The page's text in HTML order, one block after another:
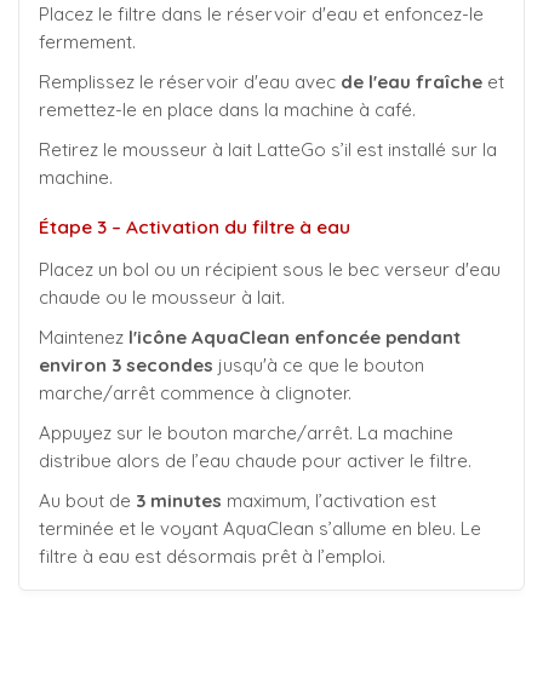
Placez le filtre dans le réservoir d'eau et enfoncez-le
fermement.
Remplissez le réservoir d'eau avec de l'eau fraîche et
remettez-le en place dans la machine à café.
Retirez le mousseur à lait LatteGo s’il est installé sur la
machine.
Étape 3 – Activation du filtre à eau
Placez un bol ou un récipient sous le bec verseur d'eau
chaude ou le mousseur à lait.
Maintenez l'icône AquaClean enfoncée pendant
environ 3 secondes jusqu'à ce que le bouton
marche/arrêt commence à clignoter.
Appuyez sur le bouton marche/arrêt. La machine
distribue alors de l’eau chaude pour activer le filtre.
Au bout de 3 minutes maximum, l’activation est
terminée et le voyant AquaClean s’allume en bleu. Le
filtre à eau est désormais prêt à l’emploi.